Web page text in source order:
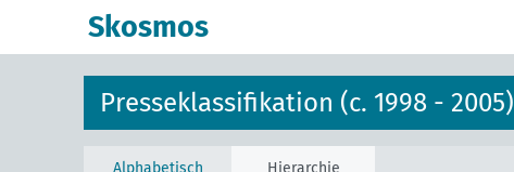
Skosmos
Presseklassifikation (c. 1998 - 2005)
Alphabetisch
Hierarchie